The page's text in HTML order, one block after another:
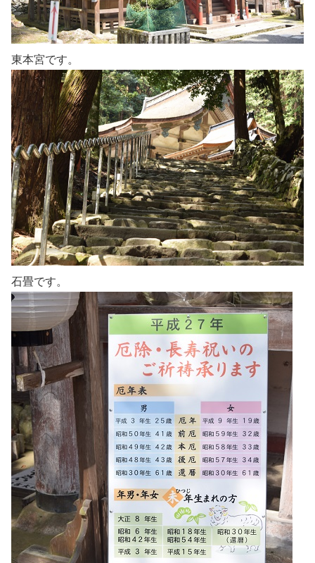
東本宮です。
石畳です。